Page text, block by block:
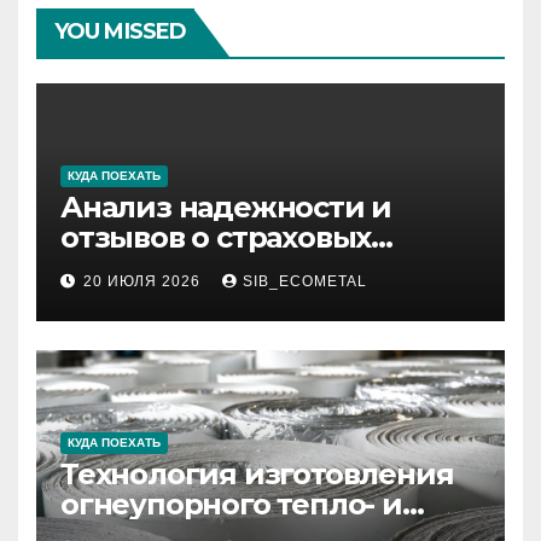
YOU MISSED
КУДА ПОЕХАТЬ
Анализ надежности и
отзывов о страховых
компаниях по итогам 2026
года
20 ИЮЛЯ 2026 SIB_ECOMETAL
КУДА ПОЕХАТЬ
Технология изготовления
огнеупорного тепло- и